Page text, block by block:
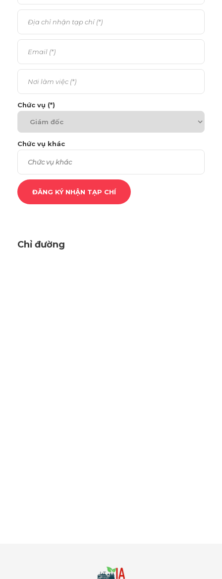
Chức vụ (*)
Chức vụ khác
Chỉ đường